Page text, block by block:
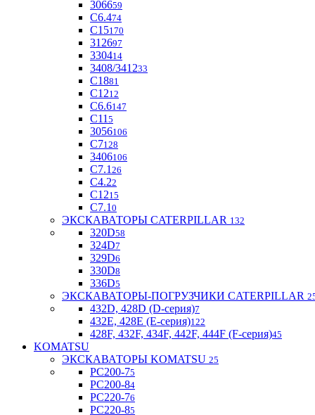
306659
С6.474
С15170
312697
330414
3408/341233
С1881
C1212
С6.6147
C11 5
3056106
С7128
3406106
C7.1 26
C4.22
С1215
С7.1 0
ЭКСКАВАТОРЫ CATERPILLAR 132
320D58
324D7
329D6
330D8
336D5
ЭКСКАВАТОРЫ-ПОГРУЗЧИКИ CATERPILLAR
432D, 428D (D-серия)7
432E, 428E (E-серия)122
428F, 432F, 434F, 442F, 444F (F-серия)45
KOMATSU
ЭКСКАВАТОРЫ KOMATSU 25
PC200-75
PC200-84
PC220-76
PC220-85